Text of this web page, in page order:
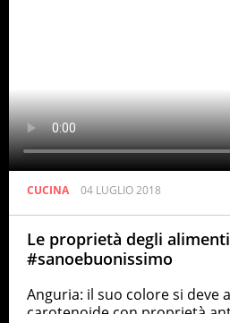
CUCINA 04 LUGLIO 2018
Le proprietà degli
#sanoebuonissimo
Anguria: il suo colore si deve
carotenoide con proprietà